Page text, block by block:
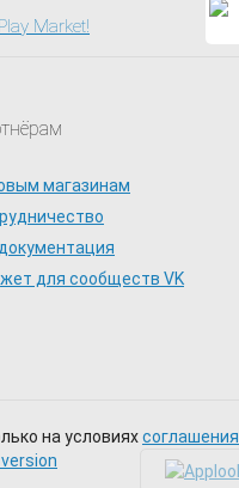
магазинам
для сообществ VK
на условияхсоглашения